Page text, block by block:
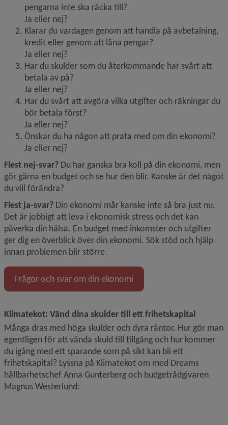
pengarna inte ska räcka till?
Ja eller nej?
Klarar du vardagen genom att handla på avbetalning,
kredit eller genom att låna pengar?
Ja eller nej?
Har du skulder som du återkommande har svårt att
betala av på?
Ja eller nej?
Har du svårt att avgöra vilka utgifter och räkningar du
bör betala först?
Ja eller nej?
Önskar du ha någon att prata med om din ekonomi?
Ja eller nej?
Flest nej-svar? Du har ganska bra koll på din ekonomi, men
gör gärna en budget och se hur den blir. Kanske är det något
du vill förändra?
Flest ja-svar? Din ekonomi mår kanske inte så bra just nu.
Det är jobbigt att leva i ekonomisk stress och det kan
påverka din hälsa. En budget med inkomster och utgifter
ger dig en överblick över din ekonomi. Sök stöd och hjälp
innan problemen blir större.
Frågor och svar om din ekonomi
Klimatekot: Vänd dina skulder till ett frihetskapital
Många dras med höga skulder och dyra räntor. Hur gör man
egentligen för att vända skuld till tillgång och hur kommer
du igång med ett sparande som på sikt kan bli ett
frihetskapital? Lyssna på Klimatekot om med Dreams
hållbarhetschef Anna Gunterberg och budgetrådgivaren
Magnus Westerlund: